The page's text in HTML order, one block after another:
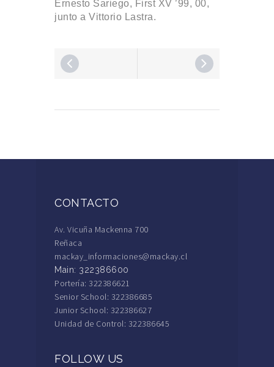
Ernesto Sariego, First XV ’99, 00,
junto a Vittorio Lastra.
CONTACTO
Av. Vicuña Mackenna 700
Reñaca
mackay_informaciones@mackay.cl
Main: 322386600
Portería: 322386621
Senior School: 322386685
Junior School: 322386627
Unidad de Control: 322386645
FOLLOW US